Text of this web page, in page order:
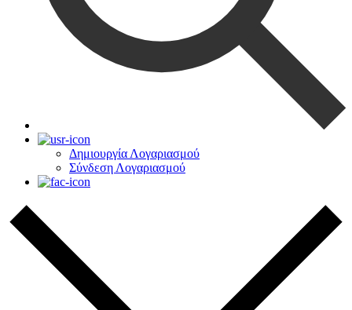
Δημιουργία Λογαριασμού
Σύνδεση Λογαριασμού